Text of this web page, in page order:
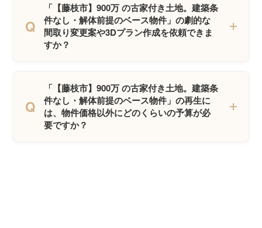
Q
「【藤枝市】900万 の古家付き土地。建築条
件なし・解体前提のベース物件」の劇的な
間取り変更案や3Dプラン作成を依頼できま
すか？
Q
「【藤枝市】900万 の古家付き土地。建築条
件なし・解体前提のベース物件」の再生に
は、物件価格以外にどのくらいの予算が必
要ですか？